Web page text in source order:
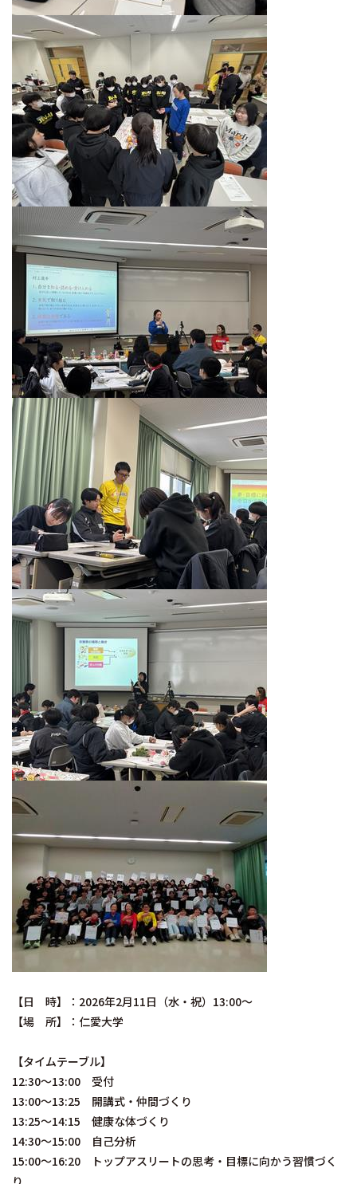
【日 時】：2026年2月11日（水・祝）13:00～
【場 所】：仁愛大学
【タイムテーブル】
12:30～13:00 受付
13:00～13:25 開講式・仲間づくり
13:25～14:15 健康な体づくり
14:30～15:00 自己分析
15:00～16:20 トップアスリートの思考・目標に向かう習慣づく
り